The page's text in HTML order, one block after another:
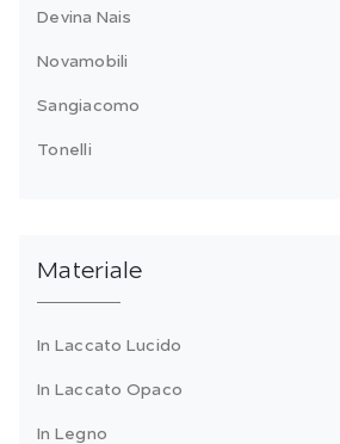
Devina Nais
Novamobili
Sangiacomo
Tonelli
Materiale
In Laccato Lucido
In Laccato Opaco
In Legno